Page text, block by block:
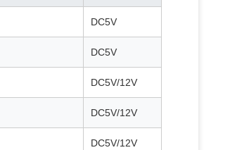
DC5V
DC5V
DC5V/12V
DC5V/12V
DC5V/12V